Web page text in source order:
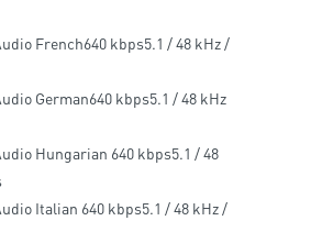
French640 kbps5.1 / 48 kHz /
German640 kbps5.1 / 48 kHz
Hungarian 640 kbps5.1 / 48
Italian 640 kbps5.1 / 48 kHz /